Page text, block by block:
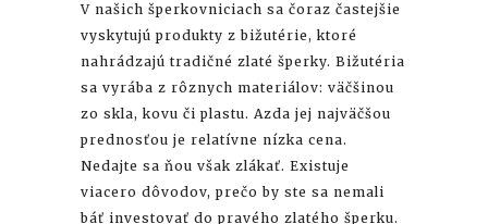
V našich šperkovniciach sa čoraz častejšie
vyskytujú produkty z bižutérie, ktoré
nahrádzajú tradičné zlaté šperky. Bižutéria
sa vyrába z rôznych materiálov: väčšinou
zo skla, kovu či plastu. Azda jej najväčšou
prednosťou je relatívne nízka cena.
Nedajte sa ňou však zlákať. Existuje
viacero dôvodov, prečo by ste sa nemali
báť investovať do pravého zlatého šperku.